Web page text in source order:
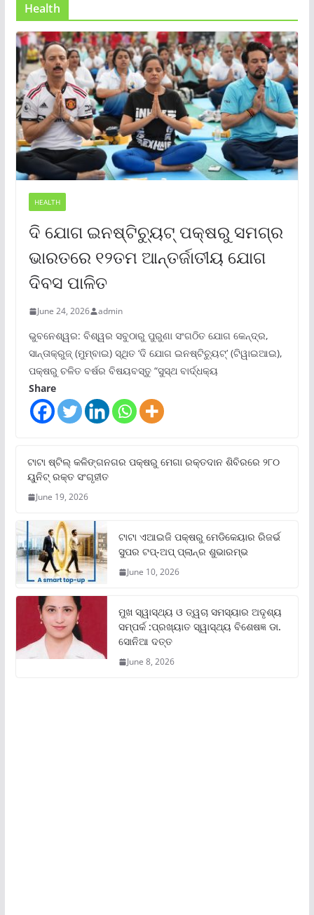
Health
HEALTH
ଦି ଯୋଗ ଇନଷ୍ଟିଚ୍ୟୁଟ୍ ପକ୍ଷରୁ ସମଗ୍ର
ଭାରତରେ ୧୨ତମ ଆନ୍ତର୍ଜାତୀୟ ଯୋଗ
ଦିବସ ପାଳିତ
June 24, 2026 admin
ଭୁବନେଶ୍ୱର: ବିଶ୍ୱର ସବୁଠାରୁ ପୁରୁଣା ସଂଗଠିତ ଯୋଗ କେନ୍ଦ୍ର,
ସାନ୍ତାକ୍ରୁଜ୍ (ମୁମ୍ବାଇ) ସ୍ଥିତ ‘ଦି ଯୋଗ ଇନଷ୍ଟିଚ୍ୟୁଟ୍‌’ (ଟିୱାଇଆଇ),
ପକ୍ଷରୁ ଚଳିତ ବର୍ଷର ବିଷୟବସ୍ତୁ “ସୁସ୍ଥ ବାର୍ଦ୍ଧକ୍ୟ
Share
ଟାଟା ଷ୍ଟିଲ୍‌ କଳିଙ୍ଗନଗର ପକ୍ଷରୁ ମେଗା ରକ୍ତଦାନ ଶିବିରରେ ୨୮୦
ୟୁନିଟ୍‌ ରକ୍ତ ସଂଗୃହୀତ
June 19, 2026
ଟାଟା ଏଆଇଜି ପକ୍ଷରୁ ମେଡିକେୟାର ରିଜର୍ଭ
ସୁପର ଟପ୍‌-ଅପ୍ ପ୍ଲାନ୍‌ର ଶୁଭାରମ୍ଭ
June 10, 2026
ମୁଖ ସ୍ୱାସ୍ଥ୍ୟ ଓ ତ୍ୱଚା ସମସ୍ୟାର ଅଦୃଶ୍ୟ
ସମ୍ପର୍କ :ପ୍ରଖ୍ୟାତ ସ୍ୱାସ୍ଥ୍ୟ ବିଶେଷଜ୍ଞ ଡା.
ସୋନିଆ ଦତ୍ତ
June 8, 2026